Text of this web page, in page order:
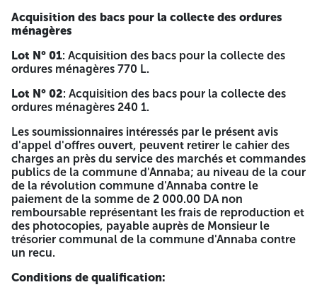
soumissionnaire. le bordereau des prix unitaires;
renseignées, signée. datée et visée de la part du
renseignées, signée, datée et visée de la part du
soumissionnaire. Le dossier de candidature, l'offre
enveloppes séparées et cachetées, indiquant la
dénomination de l'entreprise, la référence et l'objet de
l'appel d'offres ainsi que la mention «dossier de
candidature», «offre technique» ou «offre financière»,
selon le cas. Ces enveloppes sont mises dans une autre
enveloppe cachetée et anonyme comportant la mention.
A monsieur le président de l'assemblé populaire
communal de la commune de Annaba À n'ouvrir que par la
commission d'ouverture des plis et d'évaluation des offres
Avis d'Appel D'offres Ouvert Avec Exigence De Capacités
Minimale N° 09/2026 Acquisition des bacs pour la collecte
des ordures ménagères Lot N° 01: Acquisition des bacs
pour la collecte des ordures ménagères 770 L Lot N° 02:
Acquisition des bacs pour la collecte des ordures
ménagères 240 L -La durée de préparation des offres est
Acquisition des bacs pour la collecte des ordures
ménagères
Lot N° 01: Acquisition des bacs pour la collecte des
ordures ménagères 770 L.
Lot N° 02: Acquisition des bacs pour la collecte des
ordures ménagères 240 1.
Les soumissionnaires intéressés par le présent avis
d'appel d'offres ouvert, peuvent retirer le cahier des
charges an près du service des marchés et commandes
publics de la commune d'Annaba; au niveau de la cour
de la révolution commune d'Annaba contre le
paiement de la somme de 2 000.00 DA non
remboursable représentant les frais de reproduction et
des photocopies, payable auprès de Monsieur le
trésorier communal de la commune d'Annaba contre
un recu.
Conditions de qualification: